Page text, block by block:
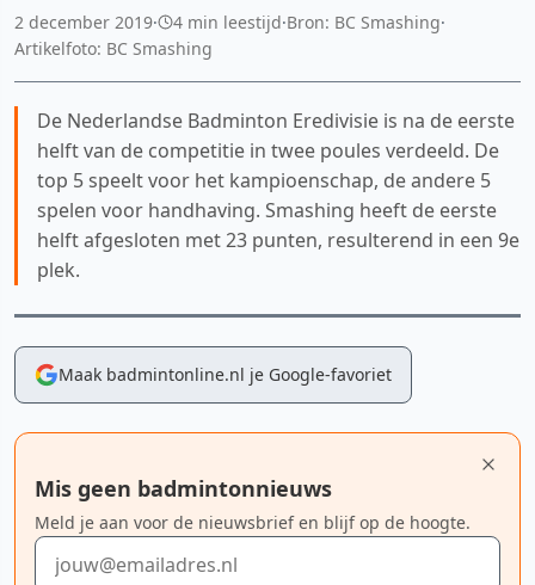
2 december 2019· 4 min leestijd·Bron: BC Smashing·
Artikelfoto: BC Smashing
De Nederlandse Badminton Eredivisie is na de eerste
helft van de competitie in twee poules verdeeld. De
top 5 speelt voor het kampioenschap, de andere 5
spelen voor handhaving. Smashing heeft de eerste
helft afgesloten met 23 punten, resulterend in een 9e
plek.
Maak badmintonline.nl je Google-favoriet
Mis geen badmintonnieuws
Meld je aan voor de nieuwsbrief en blijf op de hoogte.
E-mailadres